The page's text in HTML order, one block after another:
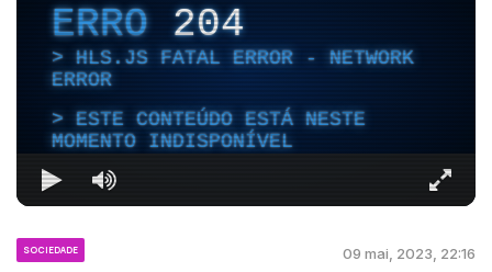
ERRO204
HLS.JS FATAL ERROR - NETWORK
ERROR
ESTE CONTEÚDO ESTÁ NESTE
MOMENTO INDISPONÍVEL
SOCIEDADE 09 mai, 2023, 22:16